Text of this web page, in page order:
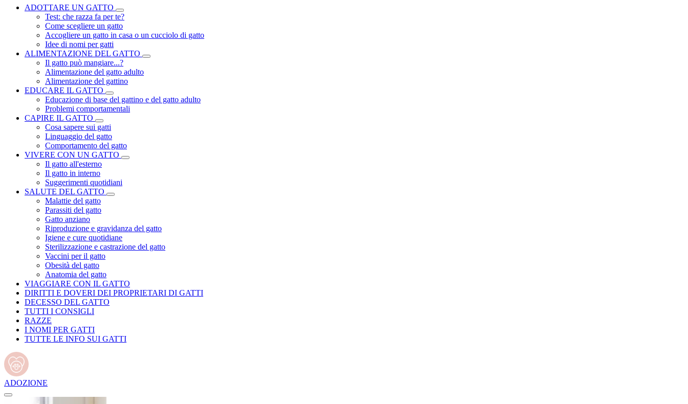
ADOTTARE UN GATTO
Test: che razza fa per te?
Come scegliere un gatto
Accogliere un gatto in casa o un cucciolo di gatto
Idee di nomi per gatti
ALIMENTAZIONE DEL GATTO
Il gatto può mangiare...?
Alimentazione del gatto adulto
Alimentazione del gattino
EDUCARE IL GATTO
Educazione di base del gattino e del gatto adulto
Problemi comportamentali
CAPIRE IL GATTO
Cosa sapere sui gatti
Linguaggio del gatto
Comportamento del gatto
VIVERE CON UN GATTO
Il gatto all'esterno
Il gatto in interno
Suggerimenti quotidiani
SALUTE DEL GATTO
Malattie del gatto
Parassiti del gatto
Gatto anziano
Riproduzione e gravidanza del gatto
Igiene e cure quotidiane
Sterilizzazione e castrazione del gatto
Vaccini per il gatto
Obesità del gatto
Anatomia del gatto
VIAGGIARE CON IL GATTO
DIRITTI E DOVERI DEI PROPRIETARI DI GATTI
DECESSO DEL GATTO
TUTTI I CONSIGLI
RAZZE
I NOMI PER GATTI
TUTTE LE INFO SUI GATTI
ADOZIONE